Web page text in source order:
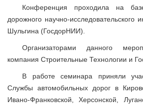
Конференция проходила на базе
дорожного научно-исследовательского
Шульгина (ГосдорНИИ).
Организаторами данного
компания Строительные Технологии и
В работе семинара приняли
Службы автомобильных дорог в
Ивано-Франковской, Херсонской,